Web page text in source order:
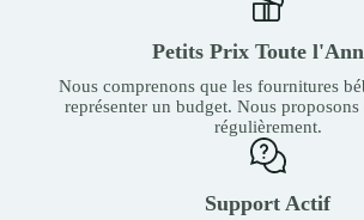
Petits Prix Toute
Nous comprenons que les fournitures
représenter un budget. Nous
régulièrement.
Support Actif